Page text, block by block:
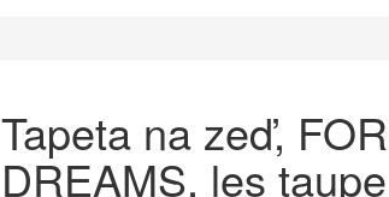
Tapeta na zeď,
DREAMS, les taupe